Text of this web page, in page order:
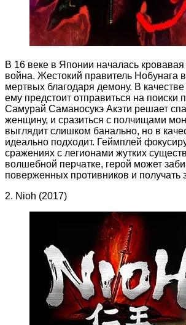
В 16 веке в Японии началась кровавая
война. Жестокий правитель Нобунага
мертвых благодаря демону. В
ему предстоит отправиться на поиски
Самурай Саманосукэ Акэти решает
женщину, и сразиться с полчищами
выглядит слишком банально, но в
идеально подходит. Геймплей
сражениях с легионами жутких
волшебной перчатке, герой может
поверженных противников и получать
2. Nioh (2017)